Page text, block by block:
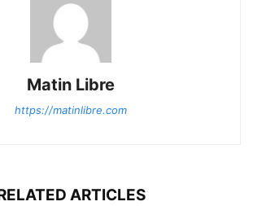
Matin Libre
https://matinlibre.com
ARTICLES